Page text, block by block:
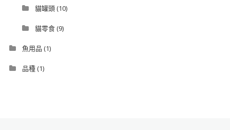
貓罐頭(10)
貓零食(9)
魚用品 (1)
品種(1)